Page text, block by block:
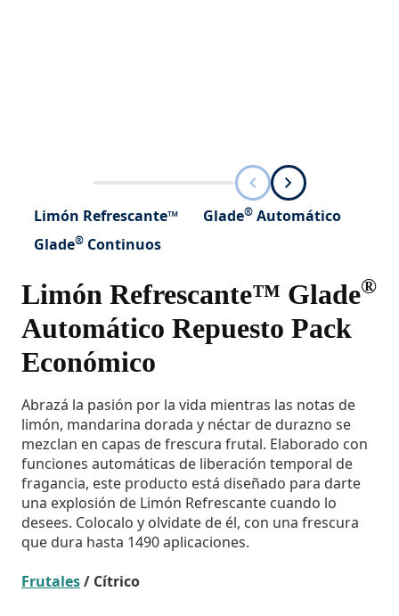
Limón Refrescante™ Glade® Automático
Glade® Continuos
Limón Refrescante™ Glade®
Automático Repuesto Pack
Económico
Abrazá la pasión por la vida mientras las notas de
limón, mandarina dorada y néctar de durazno se
mezclan en capas de frescura frutal. Elaborado con
funciones automáticas de liberación temporal de
fragancia, este producto está diseñado para darte
una explosión de Limón Refrescante cuando lo
desees. Colocalo y olvidate de él, con una frescura
que dura hasta 1490 aplicaciones.
Frutales/ Cítrico